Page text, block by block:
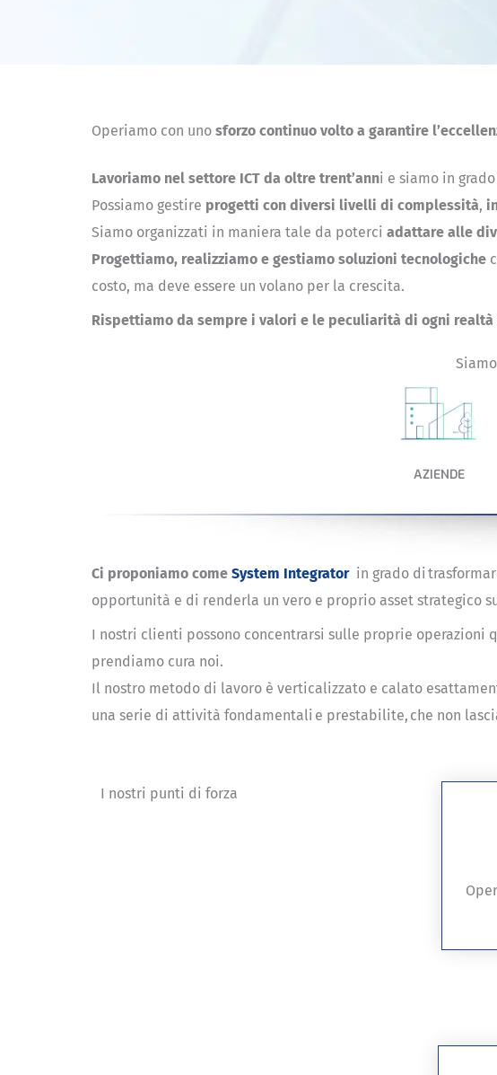
Operiamo con uno sforzo continuo volto a garantire
Lavoriamo nel settore ICT da oltre trent’anni e siamo in
Possiamo gestire progetti con diversi livelli di complessità,
Siamo organizzati in maniera tale da poterci adattare alle
Progettiamo, realizziamo e gestiamo soluzioni tecnologiche
costo, ma deve essere un volano per la crescita.
Rispettiamo da sempre i valori e le peculiarità di ogni realtà
AZIENDE
Ci proponiamo come System Integratorin grado di
opportunità e di renderla un vero e proprio asset strategico
I nostri clienti possono concentrarsi sulle proprie operazioni
prendiamo cura noi.
Il nostro metodo di lavoro è verticalizzato e calato
una serie di attività fondamentali e prestabilite, che non
I nostri punti di forza